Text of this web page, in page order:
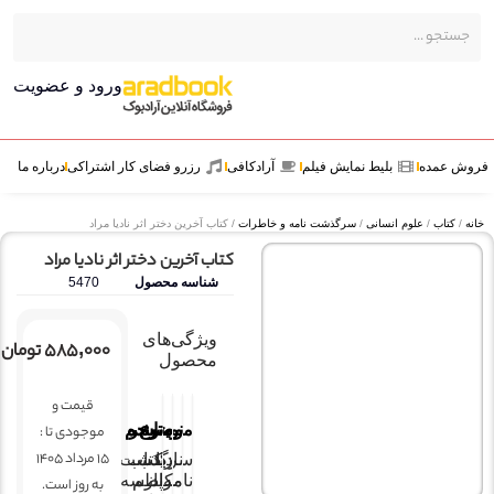
ورود و عضویت
عمده بلیط نمایش فیلم آرادکافی رزرو فضای کار اشتراکیدرباره ما
کتاب/ علوم انسانی/سرگذشت نامه و خاطرات / کتاب آخرین دختر اثر نادیا مراد
کتاب آخرین دختر اثر نادیا مراد
شناسه محصول 5470
ویژگی‌های
محصول
موضوع
سرگذشت
نویسنده
مراد
مترجم
زینب
کاظم
ناشر
کتاب
پارسه
۵۸۵,۰۰۰تومان
قیمت و
موجودی تا :
15 مرداد 1405
به روز است.